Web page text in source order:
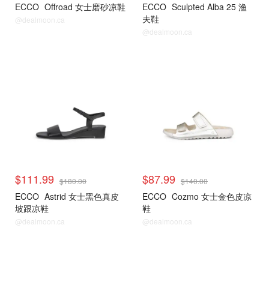
ECCO Offroad 女士磨砂凉鞋
@dealmoon.ca
ECCO Sculpted Alba 25 渔
夫鞋
@dealmoon.ca
$111.99 $180.00
ECCO Astrid 女士黑色真皮
坡跟凉鞋
@dealmoon.ca
$87.99 $140.00
ECCO Cozmo 女士金色皮凉
鞋
@dealmoon.ca